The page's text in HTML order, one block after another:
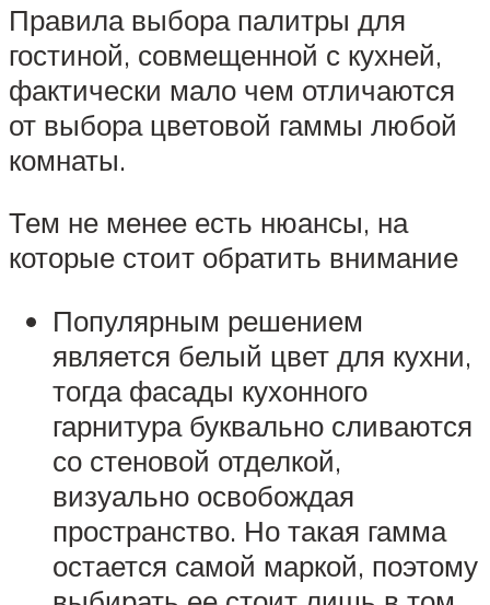
Правила выбора палитры для
гостиной, совмещенной с кухней,
фактически мало чем отличаются
от выбора цветовой гаммы любой
комнаты.
Тем не менее есть нюансы, на
которые стоит обратить внимание
Популярным решением
является белый цвет для кухни,
тогда фасады кухонного
гарнитура буквально сливаются
со стеновой отделкой,
визуально освобождая
пространство. Но такая гамма
остается самой маркой, поэтому